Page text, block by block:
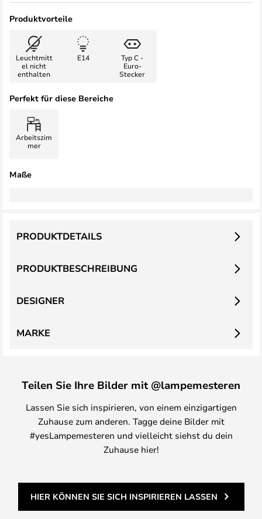
Produktvorteile
Leuchtmitt
el nicht
enthalten
E14
Typ C -
Euro-
Stecker
Perfekt für diese Bereiche
Arbeitszim
mer
Maße
PRODUKTBESCHREIBUNG
PRODUKTDETAILS
DESIGNER
MARKE
Teilen Sie Ihre Bilder mit @lampemesteren
Lassen Sie sich inspirieren, von einem einzigartigen
Zuhause zum anderen. Tagge deine Bilder mit
#yesLampemesteren und vielleicht siehst du dein
Zuhause hier!
HIER KÖNNEN SIE SICH INSPIRIEREN LASSEN